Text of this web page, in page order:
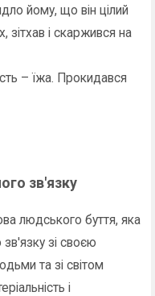
йому, що він цілий
зітхав і скаржився на
– їжа. Прокидався
зв'язку
людського буття, яка
зі своєю
та зі світом
і